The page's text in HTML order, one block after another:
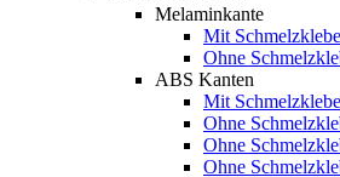
Melaminkante
Mit
Ohne
ABS Kanten
Mit
Ohne
Ohne
Ohne